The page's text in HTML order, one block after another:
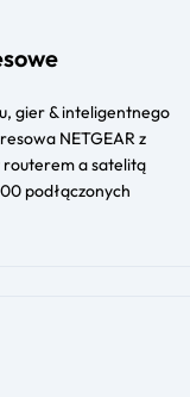
gier & inteligentnego
NETGEAR z
routerem a satelitą
podłączonych